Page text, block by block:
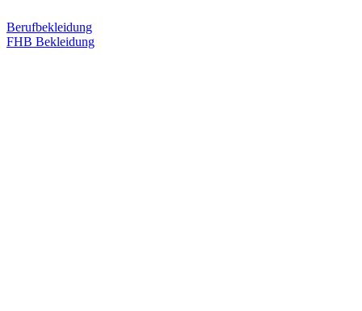
Berufbekleidung
FHB Bekleidung